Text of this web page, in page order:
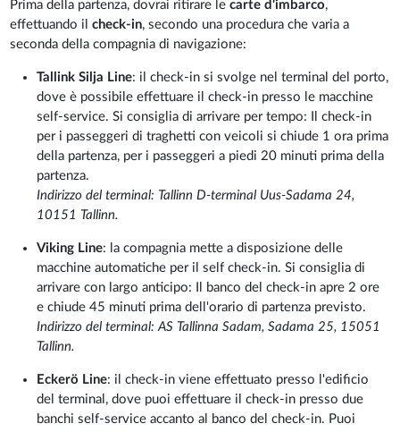
Prima della partenza, dovrai ritirare lecarte d'imbarco,
effettuando ilcheck-in, secondo una procedura che varia a
seconda della compagnia di navigazione:
Tallink Silja Line: il check-in si svolge nel terminal del porto,
dove è possibile effettuare il check-in presso le macchine
self-service. Si consiglia di arrivare per tempo: Il check-in
per i passeggeri di traghetti con veicoli si chiude 1 ora prima
della partenza, per i passeggeri a piedi 20 minuti prima della
partenza.
Indirizzo del terminal: Tallinn D-terminal Uus-Sadama 24,
10151 Tallinn.
Viking Line: la compagnia mette a disposizione delle
macchine automatiche per il self check-in. Si consiglia di
arrivare con largo anticipo: Il banco del check-in apre 2 ore
e chiude 45 minuti prima dell'orario di partenza previsto.
Indirizzo del terminal: AS Tallinna Sadam, Sadama 25, 15051
Tallinn.
Eckerö Line: il check-in viene effettuato presso l'edificio
del terminal, dove puoi effettuare il check-in presso due
banchi self-service accanto al banco del check-in. Puoi